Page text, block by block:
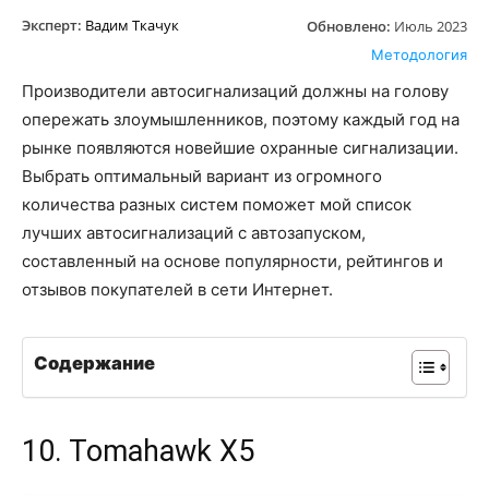
Эксперт: Вадим Ткачук Обновлено: Июль 2023
Методология
Производители автосигнализаций должны на голову
опережать злоумышленников, поэтому каждый год на
рынке появляются новейшие охранные сигнализации.
Выбрать оптимальный вариант из огромного
количества разных систем поможет мой список
лучших автосигнализаций с автозапуском,
составленный на основе популярности, рейтингов и
отзывов покупателей в сети Интернет.
Содержание
10. Tomahawk X5